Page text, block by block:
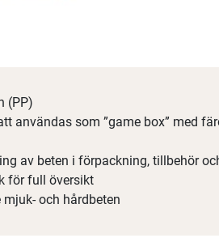
(PP)
användas som ”game box” med
av beten i förpackning, tillbehör
för full översikt
och hårdbeten